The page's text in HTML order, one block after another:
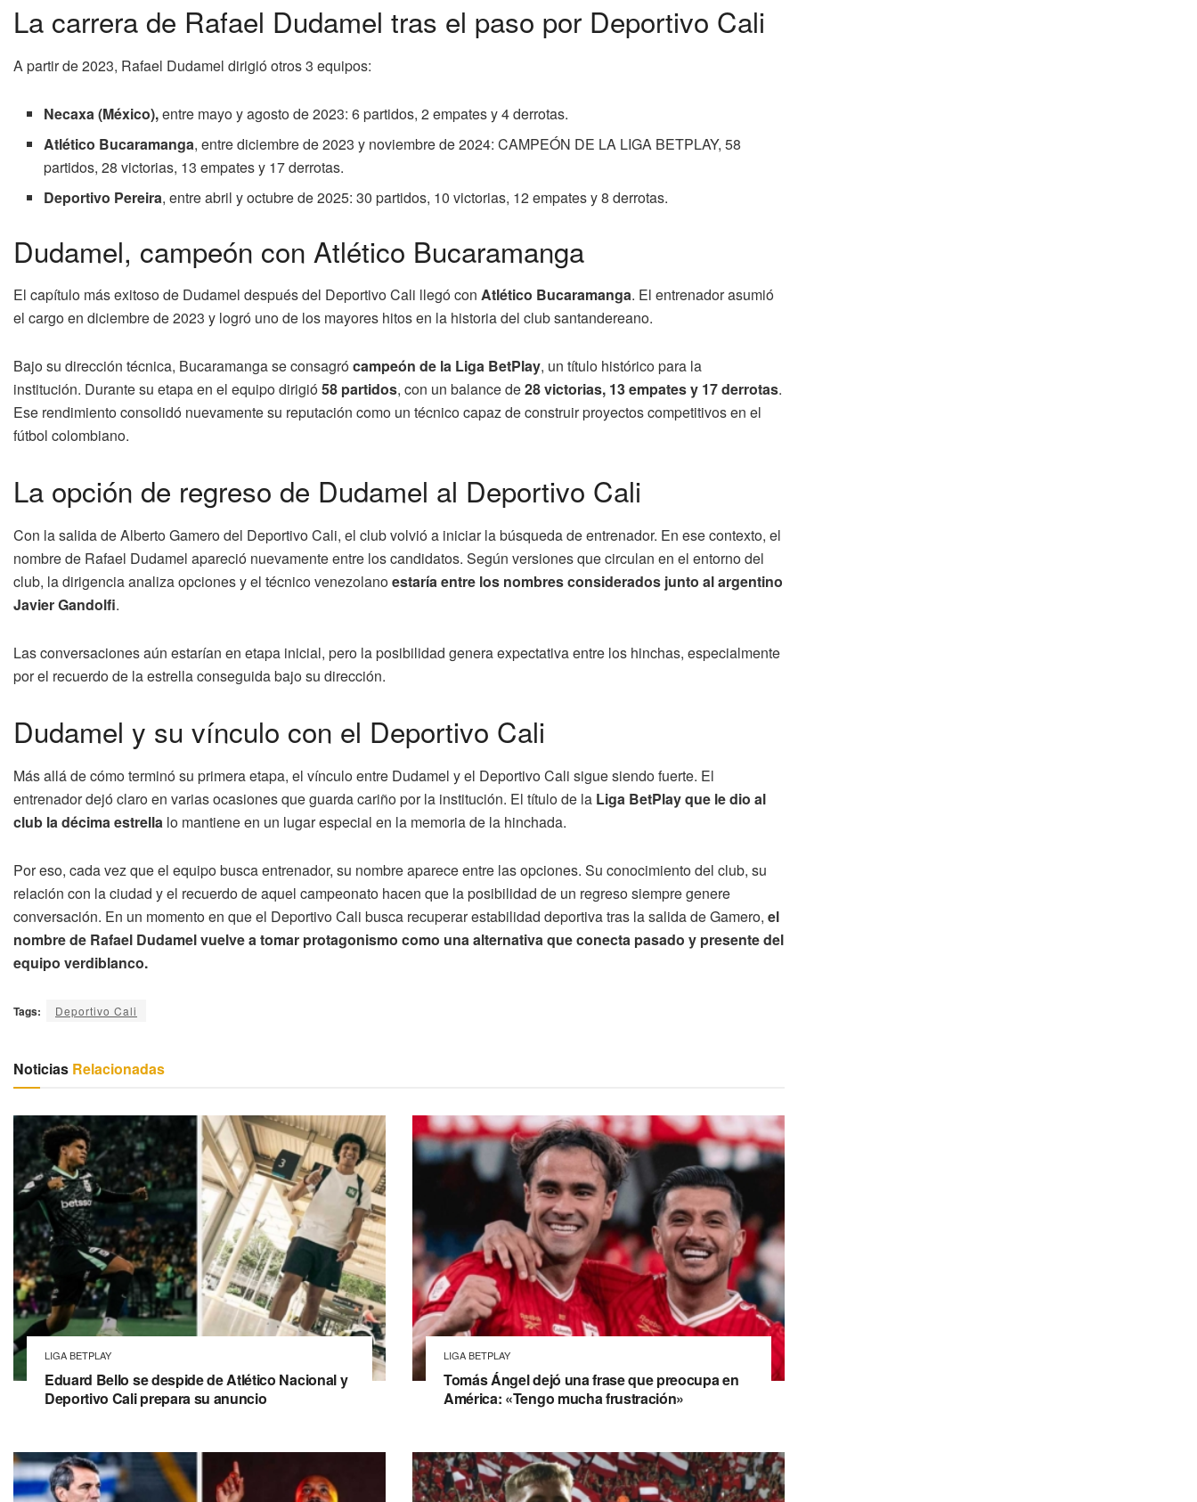
La carrera de Rafael Dudamel tras el paso por Deportivo Cali
A partir de 2023, Rafael Dudamel dirigió otros 3 equipos:
Necaxa (México),entre mayo y agosto de 2023: 6 partidos, 2 empates y 4 derrotas.
Atlético Bucaramanga, entre diciembre de 2023 y noviembre de 2024: CAMPEÓN DE LA LIGA BETPLAY, 58
partidos, 28 victorias, 13 empates y 17 derrotas.
Deportivo Pereira, entre abril y octubre de 2025: 30 partidos, 10 victorias, 12 empates y 8 derrotas.
Dudamel, campeón con Atlético Bucaramanga
El capítulo más exitoso de Dudamel después del Deportivo Cali llegó con Atlético Bucaramanga. El entrenador asumió
el cargo en diciembre de 2023 y logró uno de los mayores hitos en la historia del club santandereano.
Bajo su dirección técnica, Bucaramanga se consagrócampeón de la Liga BetPlay, un título histórico para la
institución. Durante su etapa en el equipo dirigió58 partidos, con un balance de28 victorias, 13 empates y 17 derrotas.
Ese rendimiento consolidó nuevamente su reputación como un técnico capaz de construir proyectos competitivos en el
fútbol colombiano.
La opción de regreso de Dudamel al Deportivo Cali
Con la salida de Alberto Gamero del Deportivo Cali, el club volvió a iniciar la búsqueda de entrenador. En ese contexto, el
nombre de Rafael Dudamel apareció nuevamente entre los candidatos. Según versiones que circulan en el entorno del
club, la dirigencia analiza opciones y el técnico venezolanoestaría entre los nombres considerados junto al argentino
Javier Gandolfi.
Las conversaciones aún estarían en etapa inicial, pero la posibilidad genera expectativa entre los hinchas, especialmente
por el recuerdo de la estrella conseguida bajo su dirección.
Dudamel y su vínculo con el Deportivo Cali
Más allá de cómo terminó su primera etapa, el vínculo entre Dudamel y el Deportivo Cali sigue siendo fuerte. El
entrenador dejó claro en varias ocasiones que guarda cariño por la institución. El título de la Liga BetPlay que le dio al
club la décima estrella lo mantiene en un lugar especial en la memoria de la hinchada.
Por eso, cada vez que el equipo busca entrenador, su nombre aparece entre las opciones. Su conocimiento del club, su
relación con la ciudad y el recuerdo de aquel campeonato hacen que la posibilidad de un regreso siempre genere
conversación. En un momento en que el Deportivo Cali busca recuperar estabilidad deportiva tras la salida de Gamero, el
nombre de Rafael Dudamel vuelve a tomar protagonismo como una alternativa que conecta pasado y presente del
equipo verdiblanco.
Tags: Deportivo Cali
Noticias Relacionadas
LIGA BETPLAY
Eduard Bello se despide de Atlético Nacional y
Deportivo Cali prepara su anuncio
LIGA BETPLAY
Tomás Ángel dejó una frase que preocupa en
América: «Tengo mucha frustración»